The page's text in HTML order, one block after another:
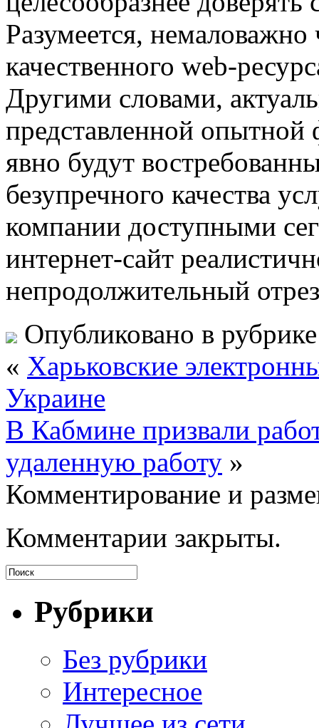
Разумеется,
качественного web-
Другими словами,
представленной
явно будут
безупречного качества
компании доступными
интернет-сайт
непродолжительный
Опубликовано в
« Харьковские
Украине
В Кабмине призвали
удаленную работу »
Комментирование и
Комментарии закрыты.
Рубрики
Без рубрики
Интересное